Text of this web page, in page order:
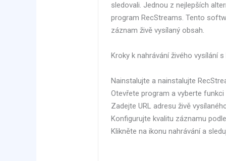
sledovali. Jednou z nejlepších
program RecStreams. Tento
záznam živě vysílaný obsah.
Kroky k nahrávání živého vysílání
Nainstalujte a nainstalujte
Otevřete program a vyberte funkci
Zadejte URL adresu živě
Konfigurujte kvalitu záznamu
Klikněte na ikonu nahrávání a